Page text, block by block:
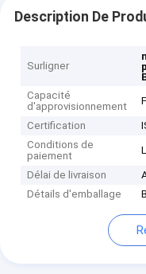
Description De
Surligner
Capacité
d'approvisionnement
Certification
Conditions de
paiement
Délai de livraison
Détails d'emballage